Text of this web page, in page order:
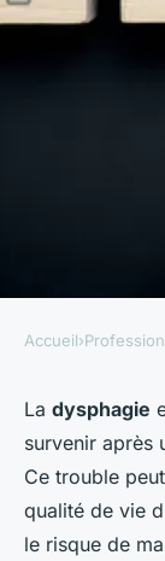
Quelles
de la
Baptiste•29
Accueil›
La dysphagie
survenir après
Ce trouble
qualité de vie
le risque de